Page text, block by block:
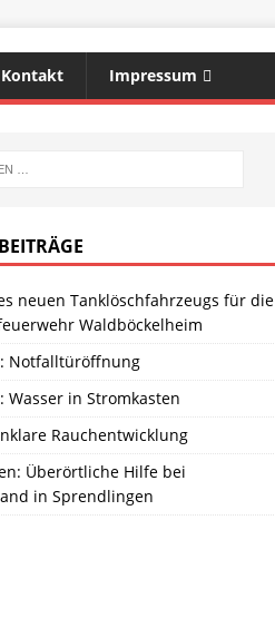
Kontakt Impressum
neuen Tanklöschfahrzeugs für die
Waldböckelheim
Notfalltüröffnung
Wasser in Stromkasten
Rauchentwicklung
Überörtliche Hilfe bei
in Sprendlingen